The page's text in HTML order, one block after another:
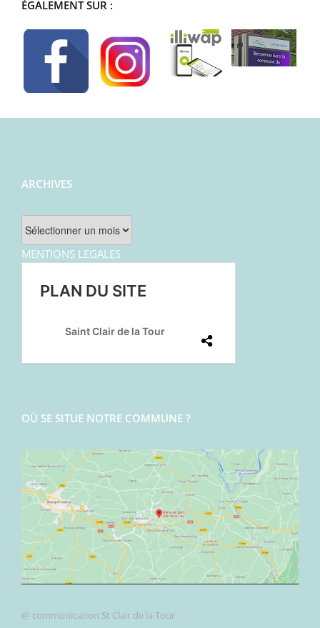
ÉGALEMENT SUR :
ARCHIVES
Archives
MENTIONS LEGALES
OÙ SE SITUE NOTRE COMMUNE ?
@ communication St Clair de la Tour